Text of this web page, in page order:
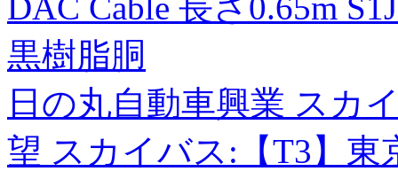
黒樹脂胴
日の丸自動車興業 スカ
望 スカイバス:【T3】